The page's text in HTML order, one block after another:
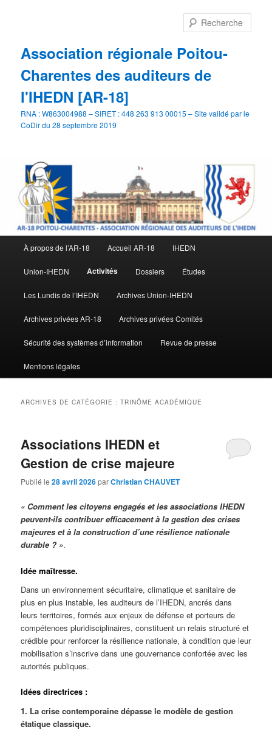
Association régionale Poitou-
Charentes des auditeurs de
l'IHEDN [AR-18]
RNA : W863004988 – SIRET : 448 263 913 00015 – Site validé par le
CoDir du 28 septembre 2019
principal
À propos de l’AR-18 Accueil AR-18 IHEDN
Union-IHEDN Activités Dossiers Études
Les Lundis de l’IHEDN Archives Union-IHEDN
Archives privées AR-18 Archives privées Comités
Sécurité des systèmes d’information Revue de presse
Mentions légales
ARCHIVES DE CATÉGORIE :TRINÔME ACADÉMIQUE
Associations IHEDN et
Gestion de crise majeure
Publié le28 avril 2026parChristian CHAUVET
« Comment les citoyens engagés et les associations IHEDN
peuvent-ils contribuer efficacement à la gestion des crises
majeures et à la construction d’une résilience nationale
durable ? ».
Idée maîtresse.
Dans un environnement sécuritaire, climatique et sanitaire de
plus en plus instable, les auditeurs de l’IHEDN, ancrés dans
leurs territoires, formés aux enjeux de défense et porteurs de
compétences pluridisciplinaires, constituent un relais structuré et
crédible pour renforcer la résilience nationale, à condition que leur
mobilisation s’inscrive dans une gouvernance confortée avec les
autorités publiques.
Idées directrices :
1. La crise contemporaine dépasse le modèle de gestion
étatique classique.